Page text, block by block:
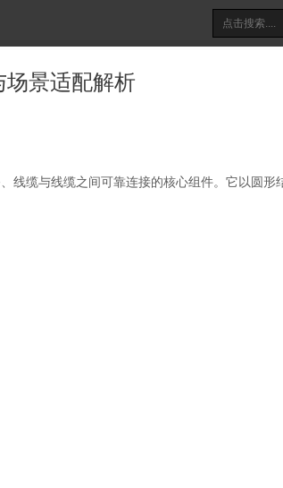
景适配解析
线缆与线缆之间可靠连接的核心组件。它以圆形